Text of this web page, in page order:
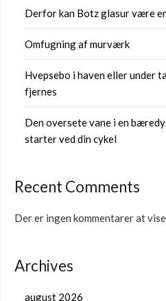
Derfor kan Botz glasur være
Omfugning af murværk
Hvepsebo i haven eller under
fjernes
Den oversete vane i en
starter ved din cykel
Recent Comments
Der er ingen kommentarer at
Archives
august 2026